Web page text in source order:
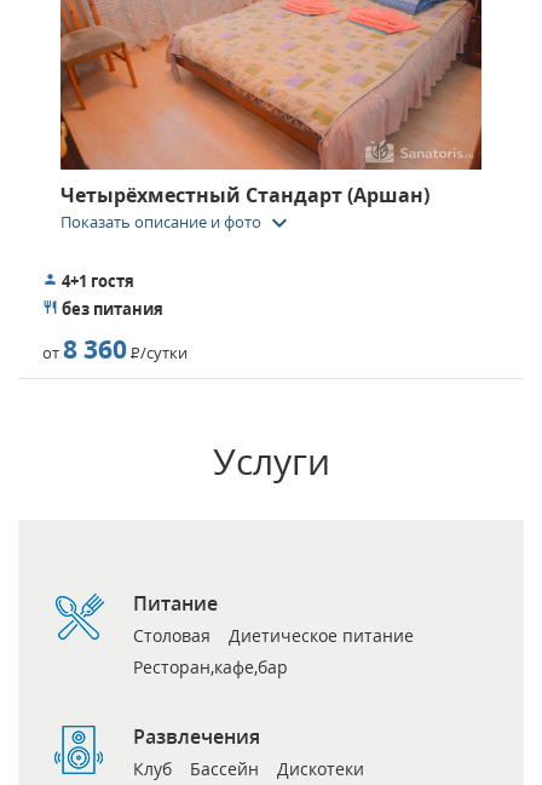
Четырёхместный Стандарт (Аршан)
Показать описание и фото keyboard_arrow_down
4+1 гостя
без питания
от8 360Р/сутки
Услуги
Питание
Столовая
Диетическое питание
Ресторан,кафе,бар
Развлечения
Клуб Бассейн
Дискотеки